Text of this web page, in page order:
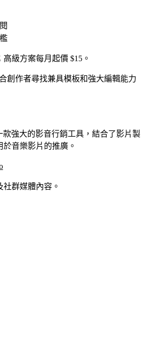
級方案每月起價 $15。
創作者尋找兼具模板和強大編輯能力
款強大的影音行銷工具，結合了影片製
音樂影片的推廣。
社群媒體內容。